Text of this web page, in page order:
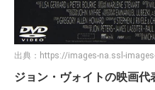
出典： https://images-na.ssl-
ジョン・ヴォイトの映画代